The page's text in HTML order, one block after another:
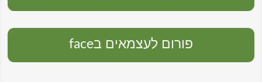
פורום לעצמאים בface